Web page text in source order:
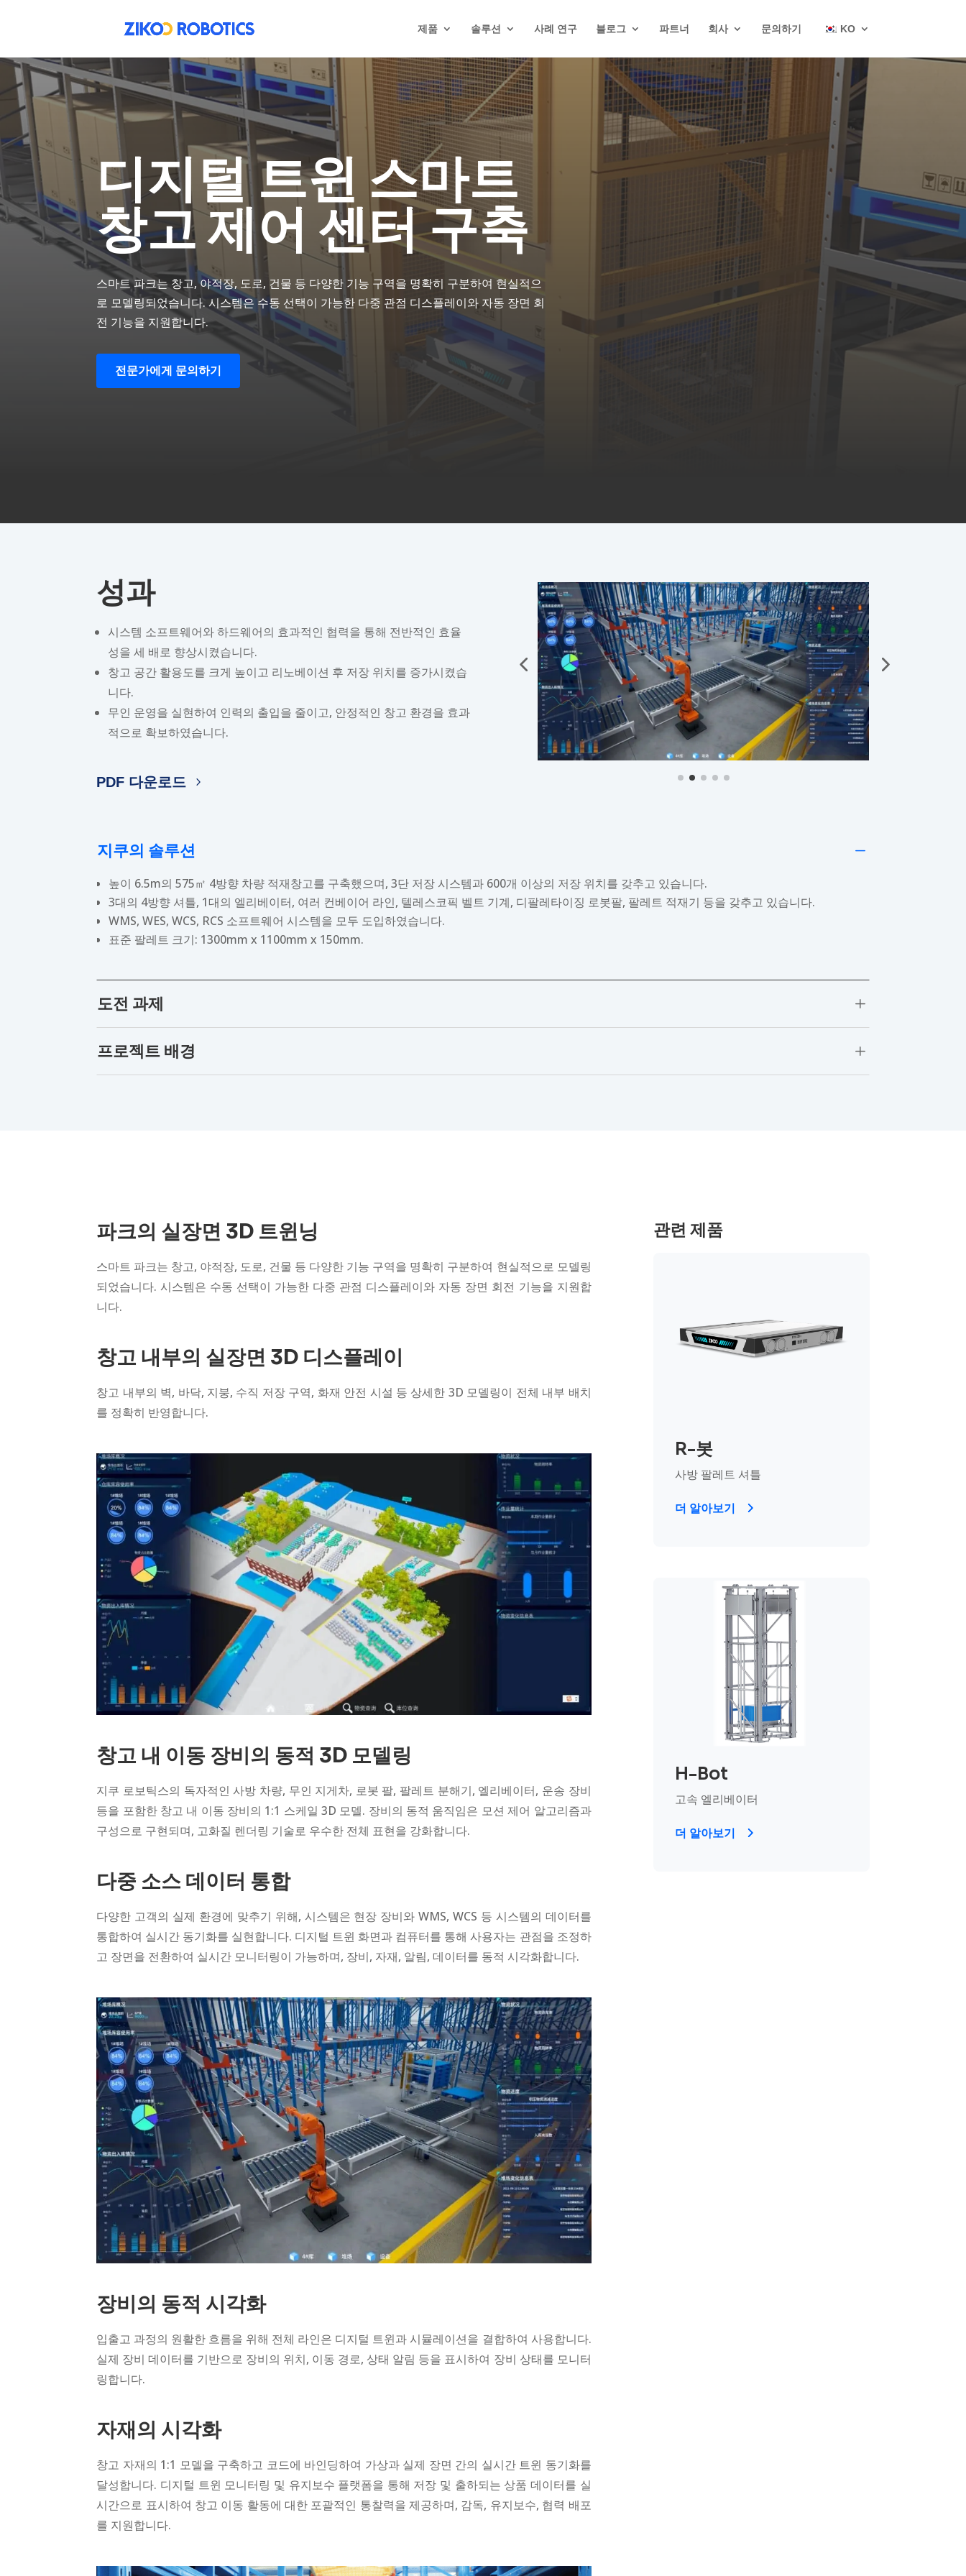
제품 솔루션 사례 연구 블로그 파트너 회사 문의하기 KO
디지털 트윈 스마트
창고 제어 센터 구축
스마트 파크는 창고, 야적장, 도로, 건물 등 다양한 기능 구역을 명확히 구분하여 현실적으
로 모델링되었습니다. 시스템은 수동 선택이 가능한 다중 관점 디스플레이와 자동 장면 회
전 기능을 지원합니다.
전문가에게 문의하기
성과
시스템 소프트웨어와 하드웨어의 효과적인 협력을 통해 전반적인 효율
성을 세 배로 향상시켰습니다.
창고 공간 활용도를 크게 높이고 리노베이션 후 저장 위치를 증가시켰습
니다.
무인 운영을 실현하여 인력의 출입을 줄이고, 안정적인 창고 환경을 효과
적으로 확보하였습니다.
PDF 다운로드
지쿠의 솔루션 K
높이 6.5m의 575㎡ 4방향 차량 적재창고를 구축했으며, 3단 저장 시스템과 600개 이상의 저장 위치를 갖추고 있습니다.
3대의 4방향 셔틀, 1대의 엘리베이터, 여러 컨베이어 라인, 텔레스코픽 벨트 기계, 디팔레타이징 로봇팔, 팔레트 적재기 등을 갖추고 있습니다.
WMS, WES, WCS, RCS 소프트웨어 시스템을 모두 도입하였습니다.
표준 팔레트 크기: 1300mm x 1100mm x 150mm.
도전 과제 L
프로젝트 배경 L
파크의 실장면 3D 트윈닝
스마트 파크는 창고, 야적장, 도로, 건물 등 다양한 기능 구역을 명확히 구분하여 현실적으로 모델링
되었습니다. 시스템은 수동 선택이 가능한 다중 관점 디스플레이와 자동 장면 회전 기능을 지원합
니다.
창고 내부의 실장면 3D 디스플레이
창고 내부의 벽, 바닥, 지붕, 수직 저장 구역, 화재 안전 시설 등 상세한 3D 모델링이 전체 내부 배치
를 정확히 반영합니다.
창고 내 이동 장비의 동적 3D 모델링
지쿠 로보틱스의 독자적인 사방 차량, 무인 지게차, 로봇 팔, 팔레트 분해기, 엘리베이터, 운송 장비
등을 포함한 창고 내 이동 장비의 1:1 스케일 3D 모델. 장비의 동적 움직임은 모션 제어 알고리즘과
구성으로 구현되며, 고화질 렌더링 기술로 우수한 전체 표현을 강화합니다.
다중 소스 데이터 통합
다양한 고객의 실제 환경에 맞추기 위해, 시스템은 현장 장비와 WMS, WCS 등 시스템의 데이터를
통합하여 실시간 동기화를 실현합니다. 디지털 트윈 화면과 컴퓨터를 통해 사용자는 관점을 조정하
고 장면을 전환하여 실시간 모니터링이 가능하며, 장비, 자재, 알림, 데이터를 동적 시각화합니다.
장비의 동적 시각화
입출고 과정의 원활한 흐름을 위해 전체 라인은 디지털 트윈과 시뮬레이션을 결합하여 사용합니다.
실제 장비 데이터를 기반으로 장비의 위치, 이동 경로, 상태 알림 등을 표시하여 장비 상태를 모니터
링합니다.
자재의 시각화
창고 자재의 1:1 모델을 구축하고 코드에 바인딩하여 가상과 실제 장면 간의 실시간 트윈 동기화를
달성합니다. 디지털 트윈 모니터링 및 유지보수 플랫폼을 통해 저장 및 출하되는 상품 데이터를 실
시간으로 표시하여 창고 이동 활동에 대한 포괄적인 통찰력을 제공하며, 감독, 유지보수, 협력 배포
를 지원합니다.
관련 제품
R-봇
사방 팔레트 셔틀
더 알아보기
H-Bot
고속 엘리베이터
더 알아보기